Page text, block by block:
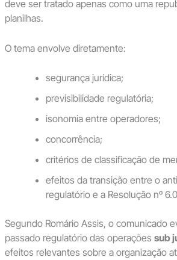
deve ser tratado apenas como uma
planilhas.
O tema envolve diretamente:
segurança jurídica;
previsibilidade regulatória;
isonomia entre operadores;
concorrência;
critérios de classificação de
efeitos da transição entre o
regulatório e a Resolução nº
Segundo Romário Assis, o comunicado
passado regulatório das operações sub
efeitos relevantes sobre a organização